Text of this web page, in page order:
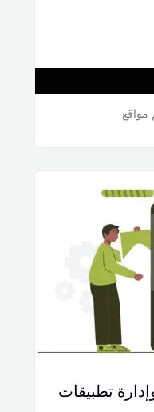
مواقع
تطبيقات